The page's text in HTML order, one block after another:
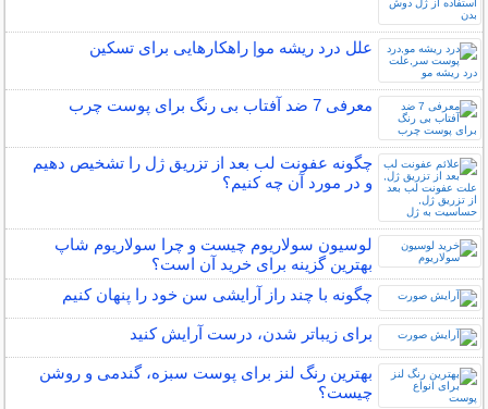
علل درد ریشه مو| راهکارهایی برای تسکین
معرفی 7 ضد آفتاب بی رنگ برای پوست چرب
چگونه عفونت لب بعد از تزریق ژل را تشخیص دهیم
و در مورد آن چه کنیم؟
لوسیون سولاریوم چیست و چرا سولاریوم شاپ
بهترین گزینه برای خرید آن است؟
چگونه با چند راز آرایشی سن خود را پنهان کنیم
برای زیباتر شدن، درست آرایش کنید
بهترین رنگ لنز برای پوست سبزه، گندمی و روشن
چیست؟